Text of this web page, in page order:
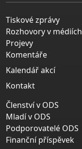
Tiskové zprávy
Rozhovory v médiích
Projevy
Komentáře
Kalendář akcí
Kontakt
Členství v ODS
Mladí v ODS
Podporovatelé ODS
Finanční příspěvek